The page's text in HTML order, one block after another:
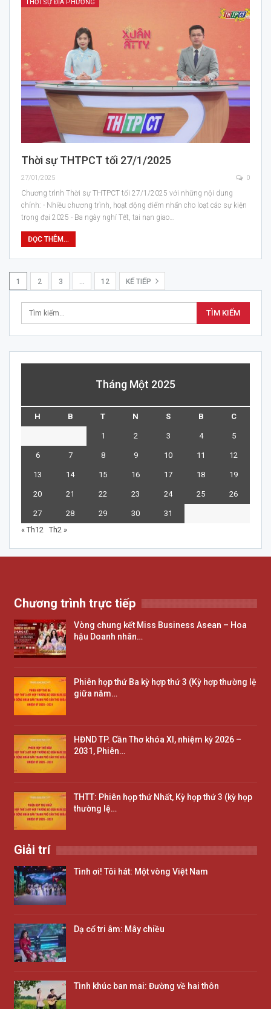
THỜI SỰ ĐỊA PHƯƠNG
Thời sự THTPCT tối 27/1/2025
27/01/2025 0
Chương trình Thời sự THTPCT tối 27/1/2025 với những nội dung
chính: - Nhiều chương trình, hoạt động điểm nhấn cho loạt các sự kiện
trọng đại 2025 - Ba ngày nghỉ Tết, tai nạn giao…
ĐỌC THÊM...
1 2 3 … 12 KẾ TIẾP
Tháng Một 2025
H B T N S B C
1 2 3 4 5
6 7 8 9 10 11 12
13 14 15 16 17 18 19
20 21 22 23 24 25 26
27 28 29 30
31
« Th12 Th2 »
Chương trình trực tiếp
Vòng chung kết Miss Business Asean – Hoa
hậu Doanh nhân…
Phiên họp thứ Ba kỳ hợp thứ 3 (Kỳ hợp thường lệ
giữa năm…
HĐND TP. Cần Thơ khóa XI, nhiệm kỳ 2026 –
2031, Phiên…
THTT: Phiên họp thứ Nhất, Kỳ họp thứ 3 (kỳ họp
thường lệ…
Giải trí
Tình ơi! Tôi hát: Một vòng Việt Nam
Dạ cổ tri âm: Mây chiều
Tình khúc ban mai: Đường về hai thôn